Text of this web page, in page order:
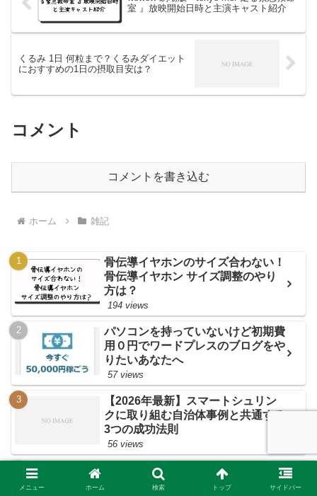
室 』放映開始日時と主演キャスト紹介
くるみ 1日 何粒まで？くるみダイエット
におすすめの1日の摂取目安は？
コメント
コメントを書き込む
ホーム 雑記
骨伝導イヤホンのサイズ合わない！
骨伝導イヤホン サイズ調整のやり
方は？
194 views
パソコンを持っていないけど初期費
用０円でワードプレスのブログをや
りたいあなたへ
57 views
【2026年最新】スマートシュリン
クに取り組む自治体事例と共通する
3つの成功法則
56 views
生活用動産 トレーディングカード
の売却と税金対策で知っておくべき
メニュー ホーム 検索 トップ サイドバー